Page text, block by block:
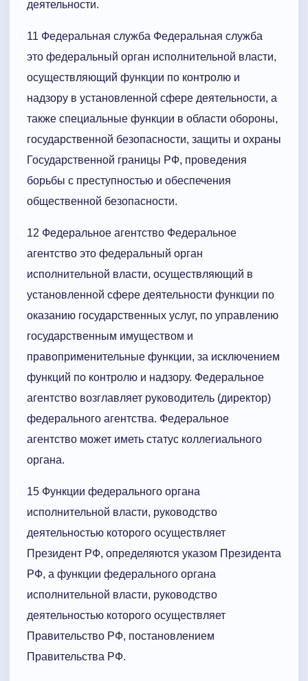
деятельности.
11 Федеральная служба Федеральная служба
это федеральный орган исполнительной власти,
осуществляющий функции по контролю и
надзору в установленной сфере деятельности, а
также специальные функции в области обороны,
государственной безопасности, защиты и охраны
Государственной границы РФ, проведения
борьбы с преступностью и обеспечения
общественной безопасности.
12 Федеральное агентство Федеральное
агентство это федеральный орган
исполнительной власти, осуществляющий в
установленной сфере деятельности функции по
оказанию государственных услуг, по управлению
государственным имуществом и
правоприменительные функции, за исключением
функций по контролю и надзору. Федеральное
агентство возглавляет руководитель (директор)
федерального агентства. Федеральное
агентство может иметь статус коллегиального
органа.
15 Функции федерального органа
исполнительной власти, руководство
деятельностью которого осуществляет
Президент РФ, определяются указом Президента
РФ, а функции федерального органа
исполнительной власти, руководство
деятельностью которого осуществляет
Правительство РФ, постановлением
Правительства РФ.